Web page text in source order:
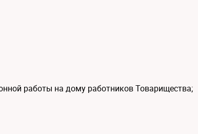
работы на дому работников Товарищества;